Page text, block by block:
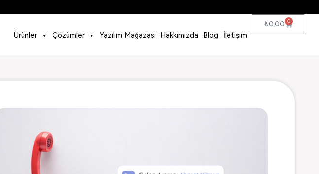
Ürünler Çözümler Yazılım Mağazası Hakkımızda Blog İletişim
₺0,00 0